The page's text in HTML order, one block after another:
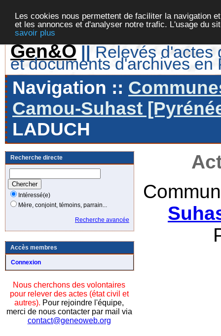
Les cookies nous permettent de faciliter la navigation
et les annonces et d'analyser notre trafic. L'usage du
savoir plus
Gen&O || Relevés d'actes
et documents d'archives en
Navigation ::
Camou-Suhast
LADUCH
Recherche directe
Intéressé(e)
Mère, conjoint, témoins, parrain...
Recherche avancée
Accès membres
Connexion
Nous cherchons des volontaires
pour relever des actes (état civil et
autres). Pour rejoindre l'équipe,
merci de nous contacter par mail via
contact@geneoweb.org